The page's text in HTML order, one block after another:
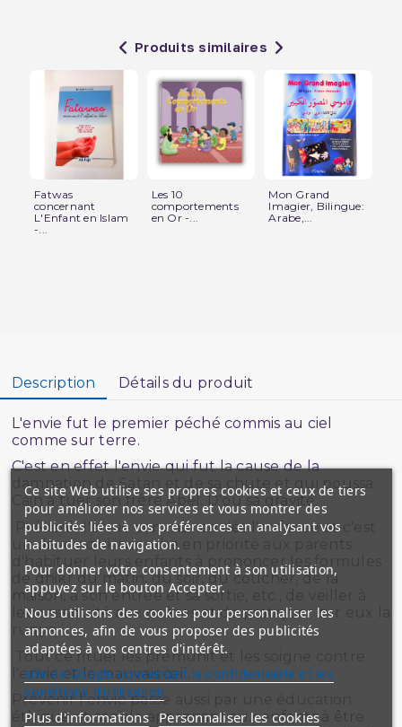
Produits similaires
Fatwas
concernant
L'Enfant en Islam
-...
Les 10
comportements
en Or -...
Mon Grand
Imagier, Bilingue:
Arabe,...
Description Détails du produit
L'envie fut le premier péché commis au ciel
comme sur terre.
C'est en effet l'envie qui fut la cause de la
damnation de Satan et de sa chute et qui poussa
Cain à tuer son frère Abel. D'où sa gravité.
Prévenir l'envie commence dès l'enfance et c'est
un devoir qui incombe en priorité aux parents
d'habituer leurs enfants à prononcer les formules
de dhikr du matin, du soir, du coucher, de la
maison, à son entrée et sa sortie, etc., de veiller à
leur assiduité aux prières et de pratiquer sur eux la
ruqya.
Tout ce rituel les prémunit et les soigne contre
l'envie et le mauvais œil.
Prévenir l'envie passe aussi par une éducation
éthique et sociale apprenant aux enfants à être
Ce site Web utilise ses propres cookies et ceux de tiers
pour améliorer nos services et vous montrer des
publicités liées à vos préférences en analysant vos
habitudes de navigation.
Pour donner votre consentement à son utilisation,
appuyez sur le bouton Accepter.
Nous utilisons des cookies pour personnaliser les
annonces, afin de vous proposer des publicités
adaptées à vos centres d'intérêt.
site de Google concernant la confidentialité et les
conditions d'utilisation
Plus d'informations Personnaliser les cookies